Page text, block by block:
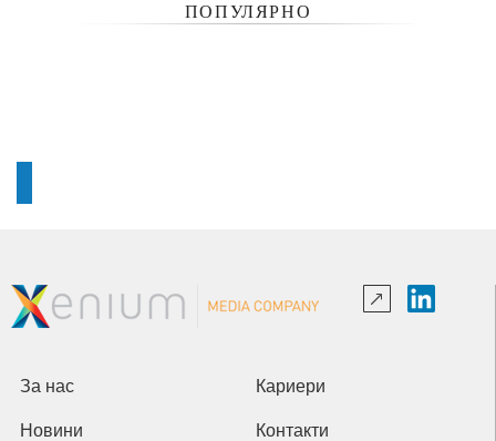
ПОПУЛЯРНО
За нас Кариери
Новини Контакти